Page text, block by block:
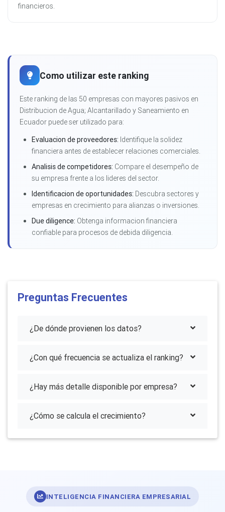
financieros.
Como utilizar este ranking
Este ranking de las 50 empresas con mayores pasivos en
Distribucion de Agua; Alcantarillado y Saneamiento en
Ecuador puede ser utilizado para:
Evaluacion de proveedores: Identifique la solidez
financiera antes de establecer relaciones comerciales.
Analisis de competidores: Compare el desempeño de
su empresa frente a los lideres del sector.
Identificacion de oportunidades: Descubra sectores y
empresas en crecimiento para alianzas o inversiones.
Due diligence: Obtenga informacion financiera
confiable para procesos de debida diligencia.
Preguntas Frecuentes
¿De dónde provienen los datos?
¿Con qué frecuencia se actualiza el ranking?
¿Hay más detalle disponible por empresa?
¿Cómo se calcula el crecimiento?
INTELIGENCIA FINANCIERA EMPRESARIAL